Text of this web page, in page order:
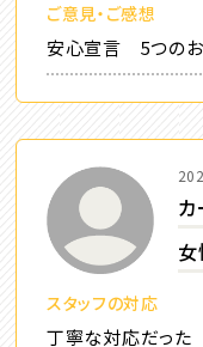
ご意見・ご感想
安心宣言 5つのお
カ
女
スタッフの対応
丁寧な対応だった